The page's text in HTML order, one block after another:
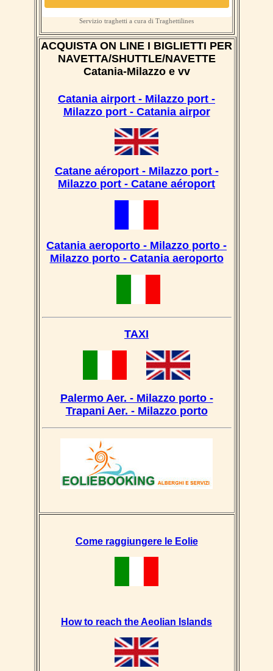
Servizio traghetti a cura di Traghettilines
ACQUISTA ON LINE I BIGLIETTI PER
NAVETTA/SHUTTLE/NAVETTE
Catania-Milazzo e vv
Catania airport - Milazzo port -
Milazzo port - Catania airpor
Catane aéroport - Milazzo port -
Milazzo port - Catane aéroport
Catania aeroporto - Milazzo porto -
Milazzo porto - Catania aeroporto
TAXI
Palermo Aer. - Milazzo porto -
Trapani Aer. - Milazzo porto
Come raggiungere le Eolie
How to reach the Aeolian Islands